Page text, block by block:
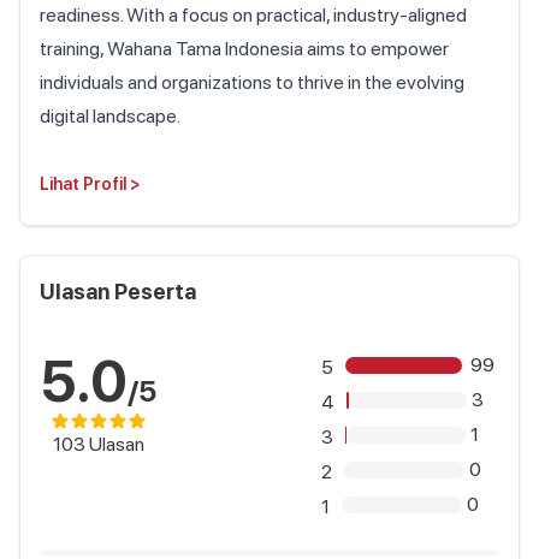
readiness. With a focus on practical, industry-aligned
training, Wahana Tama Indonesia aims to empower
individuals and organizations to thrive in the evolving
digital landscape.
Lihat Profil >
Ulasan Peserta
5.0/5
103 Ulasan
5
99
4
3
3
1
2
0
1
0